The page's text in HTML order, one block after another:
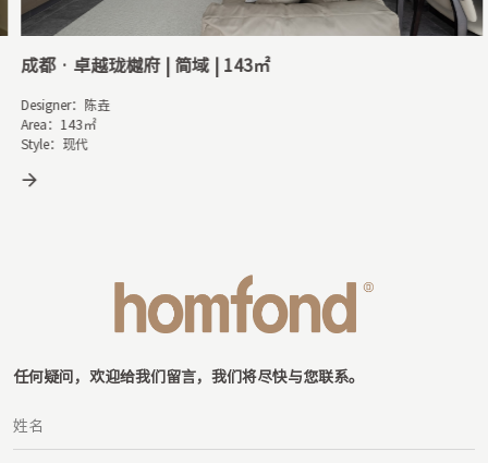
成都 · 万科金域华府 | 白州 | 121㎡
Designer：张宇翔
Area：121㎡
Style：日式风格
任何疑问，欢迎给我们留言，我们将尽快与您联系。